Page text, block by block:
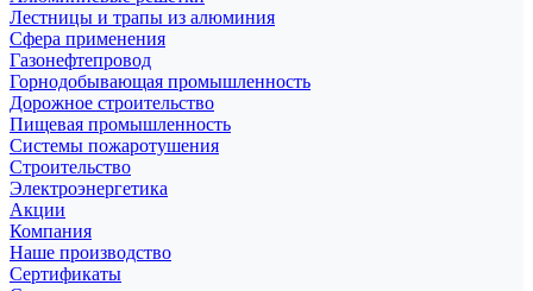
Лестницы и трапы из алюминия
Сфера применения
Газонефтепровод
Горнодобывающая промышленность
Дорожное строительство
Пищевая промышленность
Системы пожаротушения
Строительство
Электроэнергетика
Акции
Компания
Наше производство
Сертификаты